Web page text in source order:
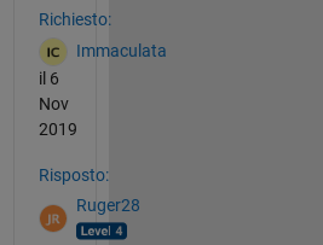
Richiesto:
Immaculata
il 6
Nov
2019
Risposto:
Ruger28